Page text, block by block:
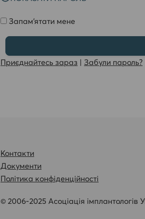
Запам'ятати мене
Приєднайтесь зараз | Забули пароль?
Контакти
Документи
Політика конфіденційності
© 2006-2025 Асоціація імплантологів